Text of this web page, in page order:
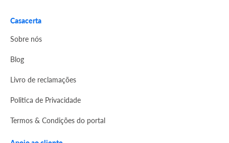
Casacerta
Sobre nós
Blog
Livro de reclamações
Politica de Privacidade
Termos & Condições do portal